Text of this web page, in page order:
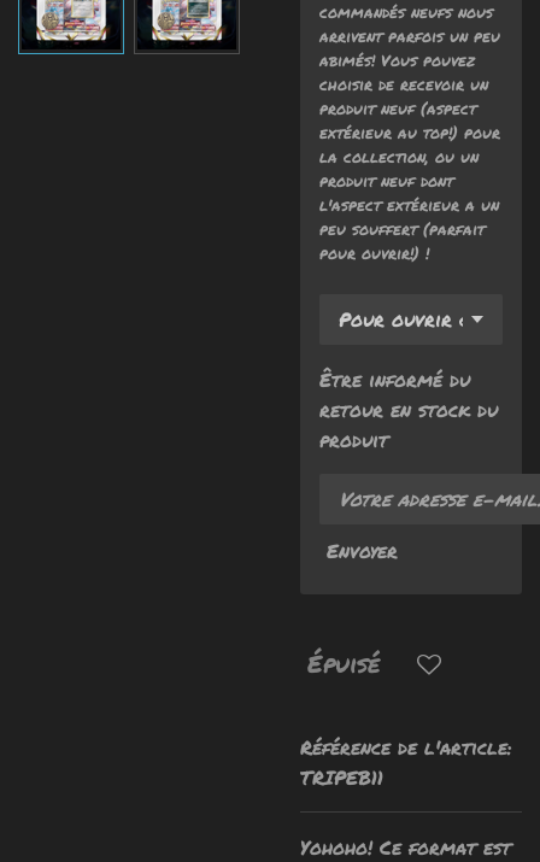
commandés neufs nous
arrivent parfois un peu
abimés! Vous pouvez
choisir de recevoir un
produit neuf (aspect
extérieur au top!) pour
la collection, ou un
produit neuf dont
l'aspect extérieur a un
peu souffert (parfait
pour ouvrir!) !
Être informé du
retour en stock du
produit
Envoyer
Épuisé
Référence de l'article:
TRIPEB11
Yohoho! Ce format est